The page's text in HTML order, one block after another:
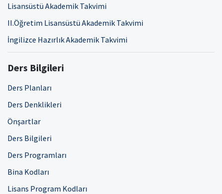
Lisansüstü Akademik Takvimi
II.Öğretim Lisansüstü Akademik Takvimi
İngilizce Hazırlık Akademik Takvimi
Ders Bilgileri
Ders Planları
Ders Denklikleri
Önşartlar
Ders Bilgileri
Ders Programları
Bina Kodları
Lisans Program Kodları